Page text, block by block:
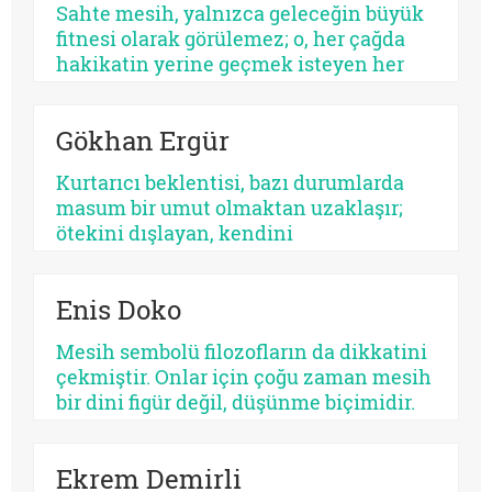
unsurlarından biri olmayı
sürdürmektedir.
Sahte mesih, yalnızca geleceğin büyük
fitnesi olarak görülemez; o, her çağda
hakikatin yerine geçmek isteyen her
zaman bir kült, kimi zaman da insanın
kendi benliğidir. Biri kalabalıkları yutar,
diğeri kalbi. Fakat ikisinin de kaynağı
aynıdır: Allah’tan kopmuş merkez…
Gökhan Ergür
Kurtarıcı beklentisi, bazı durumlarda
masum bir umut olmaktan uzaklaşır;
ötekini dışlayan, kendini
kurtarıcı beklentisi aynı ruhsal içerikle
bazısı sertleştirir. Bazısı dayanıklılık
üretir, bazısı düşmanlık.
Enis Doko
Mesih sembolü filozofların da dikkatini
çekmiştir. Onlar için çoğu zaman mesih
bir dini figür değil, düşünme biçimidir.
onun çoktan sekülerleştiğini ve modern
Ekrem Demirli